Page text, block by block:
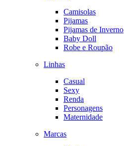
Camisolas
Pijamas
Pijamas de Inverno
Baby Doll
Robe e Roupão
Linhas
Casual
Sexy
Renda
Personagens
Maternidade
Marcas